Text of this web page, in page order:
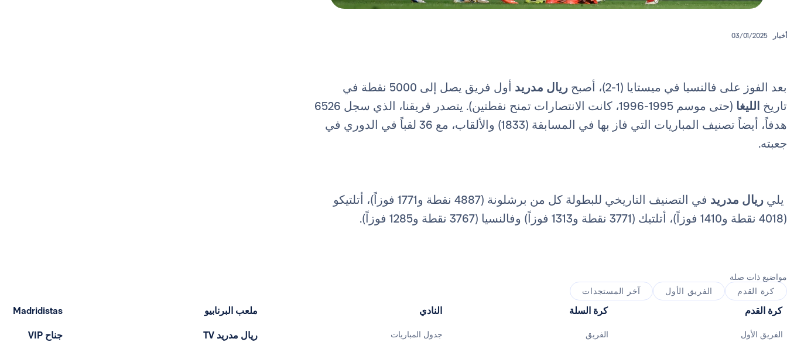
أخبار 03/01/2025
بعد الفوز على فالنسيا في ميستايا (1-2)، أصبح ريال مدريد
أول فريق يصل إلى 5000 نقطة في
تاريخ الليغا
(حتى موسم 1995-1996، كانت الانتصارات تمنح نقطتين). يتصدر فريقنا، الذي سجل 6526
هدفاً، أيضاً تصنيف المباريات التي فاز بها في المسابقة (1833) والألقاب، مع 36 لقباً في الدوري في
جعبته.
يلي ريال مدريد
في التصنيف التاريخي للبطولة كل من برشلونة (4887 نقطة و1771 فوزاً)، أتلتيكو
(4018 نقطة و1410 فوزاً)، أتلتيك (3771 نقطة و1313 فوزاً) وفالنسيا (3767 نقطة و1285 فوزاً).
مواضيع ذات صلة
كرة القدم
الفريق الأول آخر المستجدات
كرة القدم
الفريق الأول
كرة السلة
الفريق
النادي
جدول المباريات
ملعب البرنابيو
ريال مدريد TV
Madridistas
جناح VIP